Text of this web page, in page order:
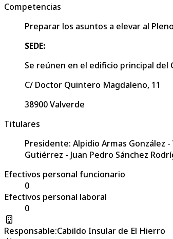
Competencias
Preparar los asuntos a elevar al Pleno
SEDE:
Se reúnen en el edificio principal del
C/ Doctor Quintero Magdaleno, 11
38900 Valverde
Titulares
Presidente: Alpidio Armas González
Gutiérrez - Juan Pedro Sánchez
Efectivos personal funcionario
0
Efectivos personal laboral
0
Responsable:Cabildo Insular de El Hierro